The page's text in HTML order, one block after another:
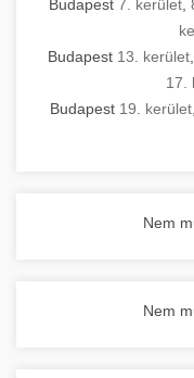
Budapest 7. kerület,
Budapest 13. kerület
17.
Budapest 19. kerület
Nem
Nem